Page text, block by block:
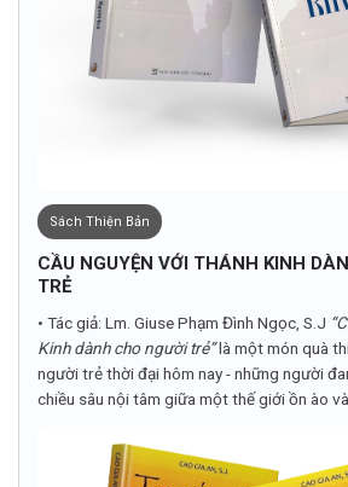
Sách Thiện Bản
CẦU NGUYỆN VỚI THÁNH KINH
TRẺ
• Tác giả: Lm. Giuse Phạm Đình Ngọc, S.J
Kinh dành cho người trẻ”là một món quà
người trẻ thời đại hôm nay - những người
chiều sâu nội tâm giữa một thế giới ồn ào và